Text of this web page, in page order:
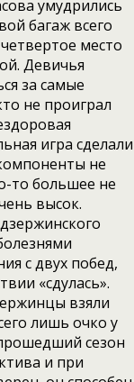
умудрились
багаж всего
место
Девичья
за самые
не проиграл
игра сделали
не
то большее не
высок.
с двух побед,
«сдулась».
взяли
лишь очко у
сезон
и при